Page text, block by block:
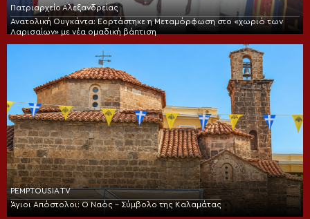
Πατριαρχείο Αλεξανδρείας
Ανατολική Ουγκάντα: Εορτάστηκε η Μεταμόρφωση στο «χωριό των
Λαρισαίων» με νέα ομαδική βάπτιση
PEMPTOUSIA TV
Άγιοι Απόστολοι: Ο Ναός – Σύμβολο της Καλαμάτας